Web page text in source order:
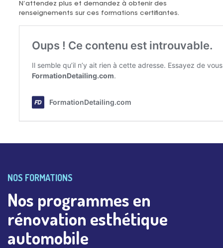
N’attendez plus et demandez à obtenir des
renseignements sur ces formations certifiantes.
NOS FORMATIONS
Nos programmes en
rénovation esthétique
automobile